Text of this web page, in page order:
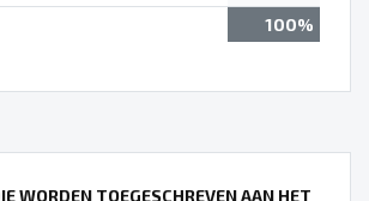
100%
WORDEN TOEGESCHREVEN AAN HET